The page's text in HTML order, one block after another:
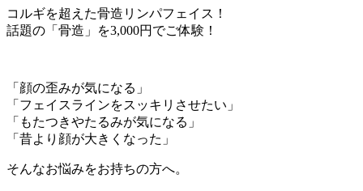
コルギを超えた骨造リンパフェイス！
話題の「骨造」を3,000円でご体験！
「顔の歪みが気になる」
「フェイスラインをスッキリさせたい」
「もたつきやたるみが気になる」
「昔より顔が大きくなった」
そんなお悩みをお持ちの方へ。